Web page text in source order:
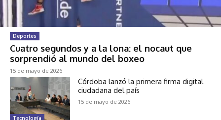
Deportes
Cuatro segundos y a la lona: el nocaut que
sorprendió al mundo del boxeo
15 de mayo de 2026
Tecnología
Córdoba lanzó la primera firma digital
ciudadana del país
15 de mayo de 2026